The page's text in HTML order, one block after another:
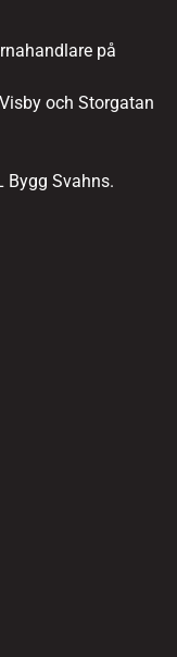
på
och Storgatan
Bygg Svahns.